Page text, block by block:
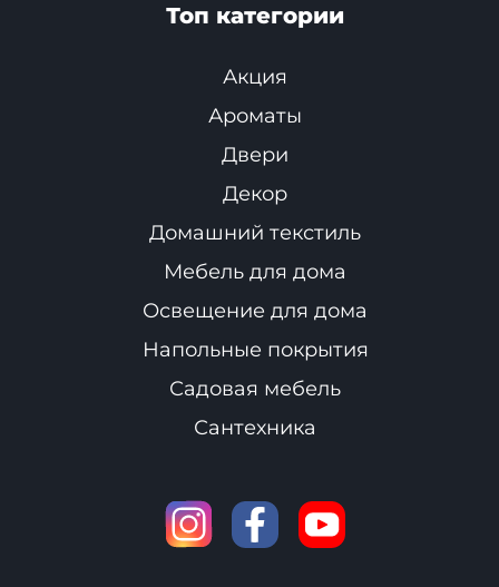
Топ категории
Акция
Ароматы
Двери
Декор
Домашний текстиль
Мебель для дома
Освещение для дома
Напольные покрытия
Садовая мебель
Сантехника